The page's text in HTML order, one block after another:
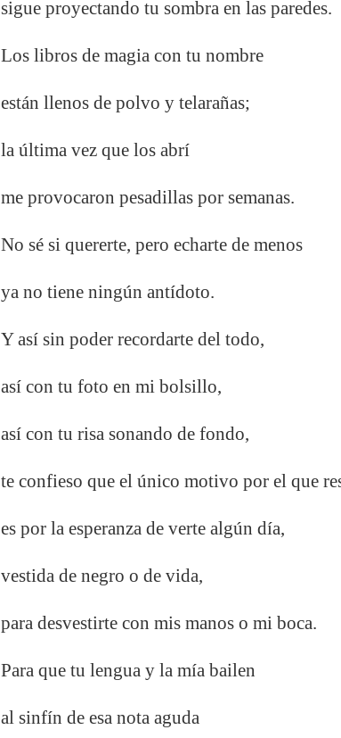
sigue proyectando tu sombra en las paredes.
Los libros de magia con tu nombre
están llenos de polvo y telarañas;
la última vez que los abrí
me provocaron pesadillas por semanas.
No sé si quererte, pero echarte de menos
ya no tiene ningún antídoto.
Y así sin poder recordarte del todo,
así con tu foto en mi bolsillo,
así con tu risa sonando de fondo,
te confieso que el único motivo por el que
es por la esperanza de verte algún día,
vestida de negro o de vida,
para desvestirte con mis manos o mi boca.
Para que tu lengua y la mía bailen
al sinfín de esa nota aguda